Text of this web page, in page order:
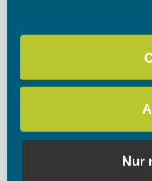
Wir verwenden
Verwendung
soziale Medien,
Partner führen diese
weiteren Daten Nur
Martin